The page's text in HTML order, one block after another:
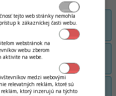
zľavový kupón za
zľavový kupón za
(scénar: 10%
tejto web stránky nemohla
k zákazníckej časti webu.
webstránok na
webu zberom
aktivite na webe.
medzi webovými
relevatných reklám, ktoré sú
reklám, ktorý inzerujú na týchto